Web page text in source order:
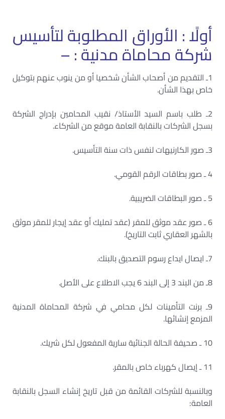
أولًا : الأوراق المطلوبة لتأسيس
شركة محاماة مدنية : –
1ـ التقديم من أصحاب الشأن شخصيا أو من ينوب عنهم بتوكيل
خاص بهذا الشأن.
2ـ طلب باسم السيد الأستاذ/ نقيب المحامين بإدراج الشركة
بسجل الشركات بالنقابة العامة موقع من الشركاء.
3ـ صور الكارنيهات لنفس ذات سنة التأسيس.
4 ـ صور بطاقات الرقم القومي.
5 ـ صور البطاقات الضريبية.
6 ـ صور عقد موثق للمقر (عقد تمليك أو عقد إيجار للمقر موثق
بالشهر العقاري ثابت التاريخ).
7ـ ايصال ايداع رسوم التصديق بالبنك.
8ـ من البند 3 إلى البند 6 يجب الاطلاع على الأصل.
9ـ برنت التأمينات لكل محامي في شركة المحاماة المدنية
المزمع إنشائها.
10 ـ صحيفة الحالة الجنائية سارية المفعول لكل شريك.
11 ـ إيصال كهرباء خاص بالمقر.
وبالنسبة للشركات القائمة من قبل تاريخ إنشاء السجل بالنقابة
العامة: